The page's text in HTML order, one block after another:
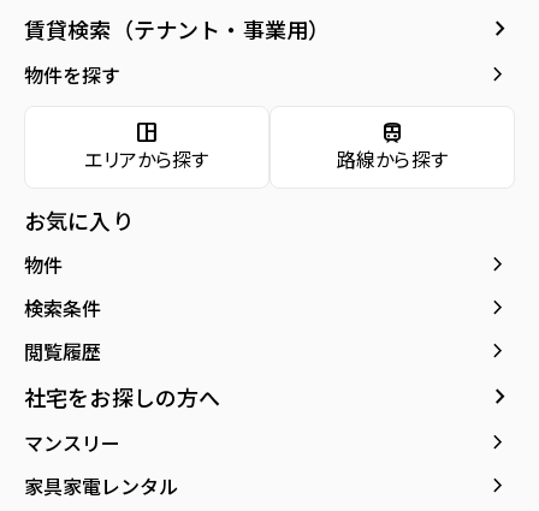
賃貸検索（テナント・事業用） keyboard_arrow_right
物件を探す keyboard_arrow_right
space_dashboard
エリアから探す
train
路線から探す
お気に入り
物件 keyboard_arrow_right
検索条件 keyboard_arrow_right
閲覧履歴 keyboard_arrow_right
社宅をお探しの方へ keyboard_arrow_right
マンスリー keyboard_arrow_right
家具家電レンタル keyboard_arrow_right
地図・周辺環境 arrow_forward
間取り
6階／7階建て
アクセス
仙台市地下鉄南北線/勾当台公園駅 徒歩12分
仙台市地下鉄東西線/大町西公園駅 徒歩13分
仙台市営バス バス停『市民会館前』から徒
所在地 宮城県仙台市青葉区支倉町
location_on グーグルマップでみる
築年月 2005年03月